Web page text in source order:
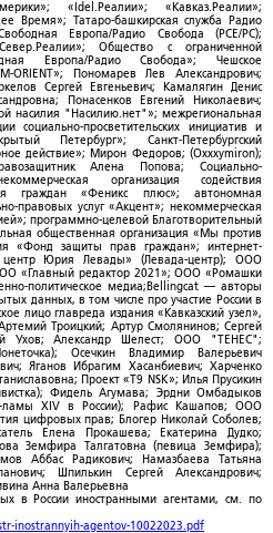
«Idel.Реалии»; «Кавказ.Реалии»;
Время»; Татаро-башкирская служба Радио
Европа/Радио Свобода (PCE/PC);
Общество с ограниченной
Европа/Радио Свобода»; Чешское
ORIENT»; Пономарев Лев Александрович;
Сергей Евгеньевич; Камалягин Денис
Понасенков Евгений Николаевич;
насилия "Насилию.нет"»; межрегиональная
социально-просветительских инициатив и
Петербург»; Санкт-Петербургский
действие»; Мирон Федоров; (Oxxxymiron);
Алена Попова; Социально-
организация содействия
граждан «Феникс плюс»; автономная
правовых услуг «Акцент»; некоммерческая
программно-целевой Благотворительный
общественная организация «Мы против
«Фонд защиты прав граждан»; интернет-
центр Юрия Левады» (Левада-центр); ООО
«Главный редактор 2021»; ООО «Ромашки
политическое медиа;Bellingcat — авторы
данных, в том числе про участие России в
лицо главреда издания «Кавказский узел»,
Троицкий; Артур Смолянинов; Сергей
Ухов; Александр Шелест; ООО "ТЕНЕС";
Осечкин Владимир Валерьевич
Яганов Ибрагим Хасанбиевич; Харченко
Проект «T9 NSK»; Илья Прусикин
Фидель Агумава; Эрдни Омбадыков
ламы XIV в России); Рафис Кашапов; ООО
цифровых прав; Блогер Николай Соболев;
Елена Прокашева; Екатерина Дудко;
Земфира Талгатовна (певица Земфира);
Аббас Радикович; Намазбаева Татьяна
Шпилькин Сергей Александрович;
Анна Валерьевна
в России иностранными агентами, см. по
inostrannyih-agentov-10022023.pdf